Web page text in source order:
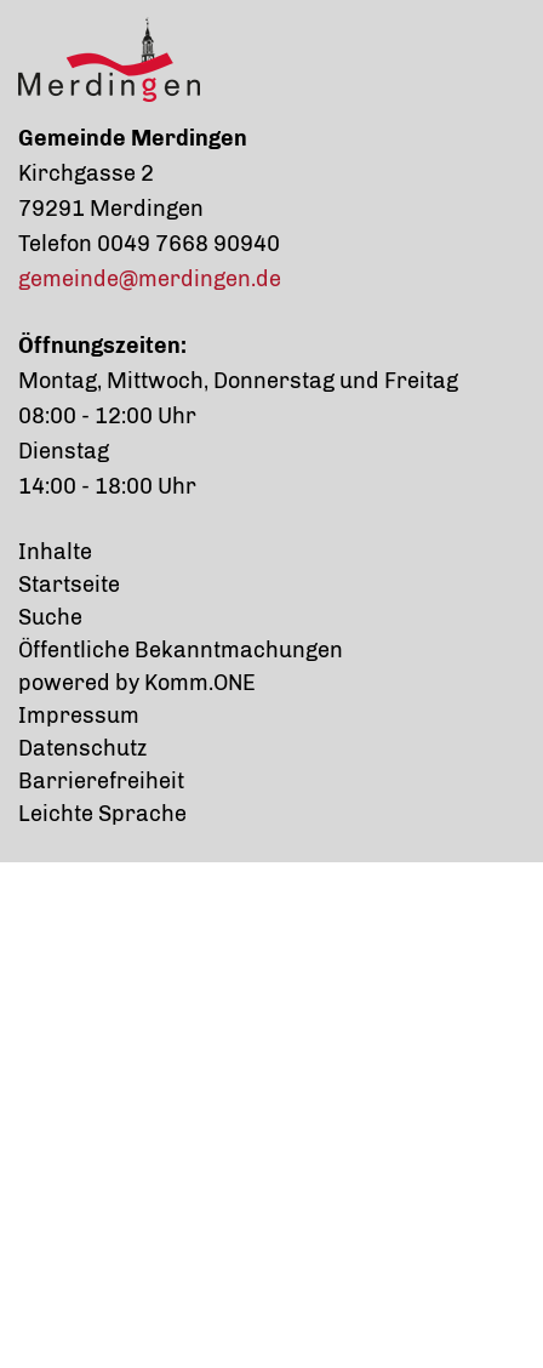
Gemeinde Merdingen
Kirchgasse 2
79291 Merdingen
Telefon 0049 7668 90940
gemeinde@merdingen.de
Öffnungszeiten:
Montag, Mittwoch, Donnerstag und Freitag
08:00 - 12:00 Uhr
Dienstag
14:00 - 18:00 Uhr
Inhalte
Startseite
Suche
Öffentliche Bekanntmachungen
powered by Komm.ONE
Impressum
Datenschutz
Barrierefreiheit
Leichte Sprache